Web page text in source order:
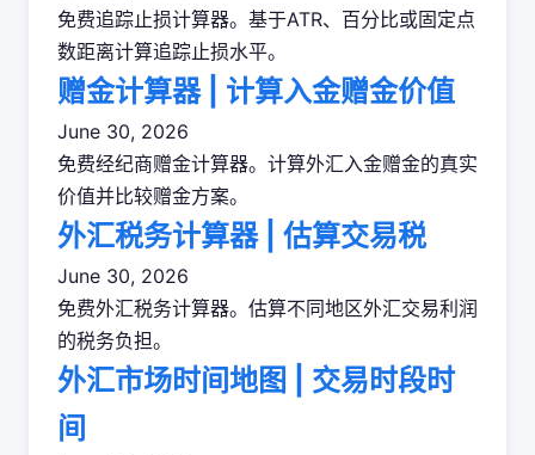
免费追踪止损计算器。基于ATR、百分比或固定点
数距离计算追踪止损水平。
赠金计算器 | 计算入金赠金价值
June 30, 2026
免费经纪商赠金计算器。计算外汇入金赠金的真实
价值并比较赠金方案。
外汇税务计算器 | 估算交易税
June 30, 2026
免费外汇税务计算器。估算不同地区外汇交易利润
的税务负担。
外汇市场时间地图 | 交易时段时
间